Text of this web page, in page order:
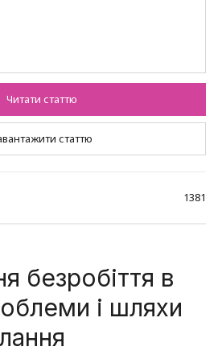
Читати статтю
статтю
1381
безробіття в
і шляхи